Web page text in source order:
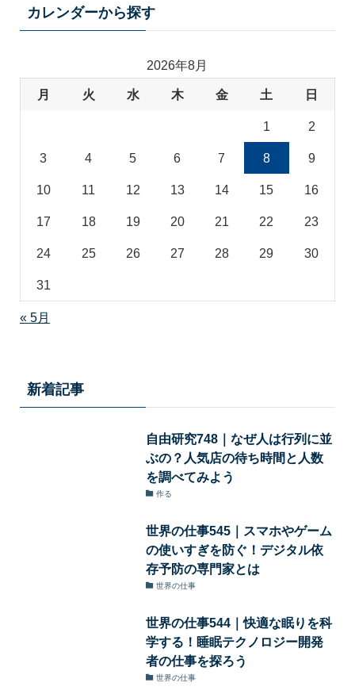
カレンダーから探す
2026年8月
月 火 水 木 金 土 日
1 2
3 4 5 6 7 8 9
10 11 12 13 14 15 16
17 18 19 20 21 22 23
24 25 26 27 28 29 30
31
« 5月
新着記事
自由研究748｜なぜ人は行列に並
ぶの？人気店の待ち時間と人数
を調べてみよう
作る
世界の仕事545｜スマホやゲーム
の使いすぎを防ぐ！デジタル依
存予防の専門家とは
世界の仕事
世界の仕事544｜快適な眠りを科
学する！睡眠テクノロジー開発
者の仕事を探ろう
世界の仕事